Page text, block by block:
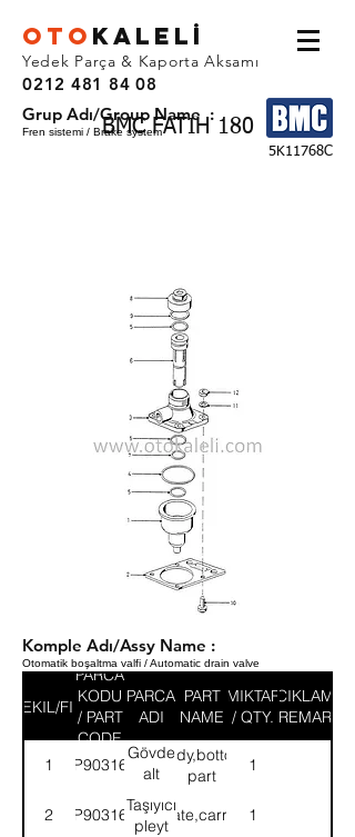
OTO KALEL İ
Yedek Parça & Kaporta Aksamı
0212 481 84 08
BMC FATIH 180
Grup Adı/Group Name :
Fren sistemi / Brake system
5K11768C
Komple Adı/Assy Name :
Otomatik boşaltma valfi / Automatic drain valve
SEKIL/FIG
PARCA
KODU
/ PART
CODE
PARCA
ADI
PART
NAME
MIKTAR
/ QTY.
ACIKLAMA
/ REMARK
1 9P903167
Gövde
alt
parçası
Body,bottom
part
1
2 9P903168
Taşıyıcı
pleyt
Plate,carrier 1